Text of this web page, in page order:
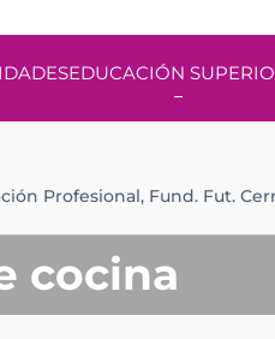
EDUCACIÓN
Profesional, Fund. Fut.
cocina